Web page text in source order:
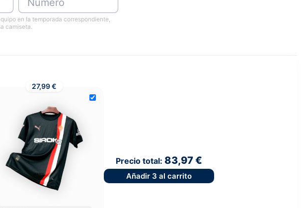
Número
en la temporada correspondiente,
camiseta.
27,99 €
Precio total: 83,97 €
Añadir 3 al carrito